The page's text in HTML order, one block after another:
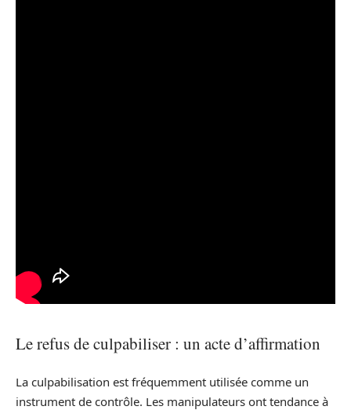
Le refus de culpabiliser : un acte d’affirmation
La culpabilisation est fréquemment utilisée comme un
instrument de contrôle. Les manipulateurs ont tendance à